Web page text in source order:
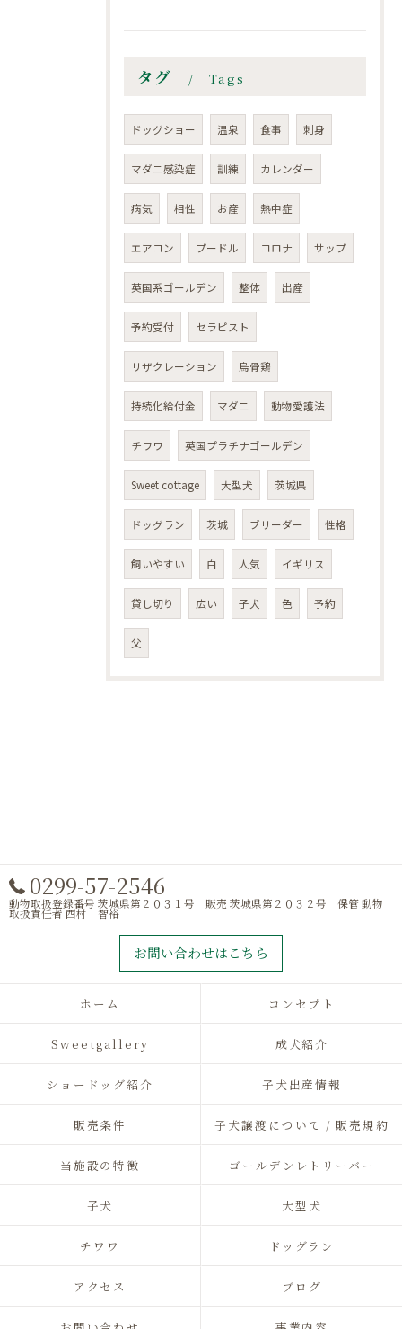
タグ Tags
ドッグショー 温泉 食事 刺身
マダニ感染症 訓練 カレンダー
病気 相性 お産 熱中症
エアコン プードル コロナ サップ
英国系ゴールデン 整体 出産
予約受付 セラピスト
リザクレーション 烏骨鶏
持続化給付金 マダニ 動物愛護法
チワワ 英国プラチナゴールデン
Sweet cottage 大型犬 茨城県
ドッグラン 茨城 ブリーダー 性格
飼いやすい 白 人気 イギリス
貸し切り 広い 子犬 色 予約
父
0299-57-2546
動物取扱登録番号 茨城県第２０３１号 販売 茨城県第２０３２号 保管 動物
取扱責任者 西村 智裕
お問い合わせはこちら
ホーム コンセプト
Sweetgallery 成犬紹介
ショードッグ紹介 子犬出産情報
販売条件 子犬譲渡について / 販売規約
当施設の特徴 ゴールデンレトリーバー
子犬 大型犬
チワワ ドッグラン
アクセス ブログ